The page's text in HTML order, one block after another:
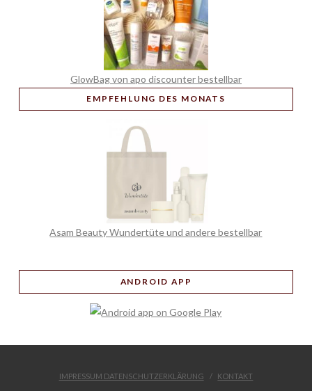
GlowBag von apo discounter bestellbar
EMPFEHLUNG DES MONATS
Asam Beauty Wundertüte und andere bestellbar
ANDROID APP
IMPRESSUM DATENSCHUTZERKLÄRUNG KONTAKT